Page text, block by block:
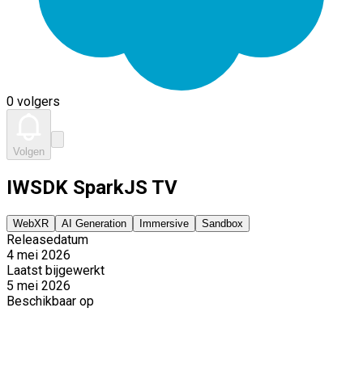
0 volgers
Volgen
IWSDK SparkJS TV
WebXR AI Generation Immersive Sandbox
Releasedatum
4 mei 2026
Laatst bijgewerkt
5 mei 2026
Beschikbaar op